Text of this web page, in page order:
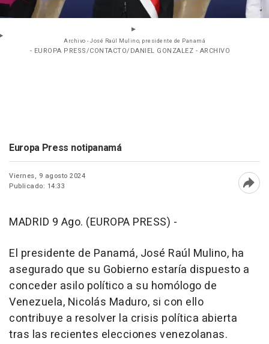
Archivo - José Raúl Mulino, presidente de Panamá
- EUROPA PRESS/CONTACTO/DANIEL GONZALEZ - ARCHIVO
Europa Press notipanamá
Viernes, 9 agosto 2024
Publicado: 14:33
MADRID 9 Ago. (EUROPA PRESS) -
El presidente de Panamá, José Raúl Mulino, ha
asegurado que su Gobierno estaría dispuesto a
conceder asilo político a su homólogo de
Venezuela, Nicolás Maduro, si con ello
contribuye a resolver la crisis política abierta
tras las recientes elecciones venezolanas.